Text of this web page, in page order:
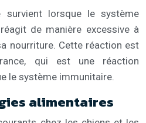
survient lorsque le système
de manière excessive à
nourriture. Cette réaction est
qui est une réaction
le système immunitaire.
alimentaires